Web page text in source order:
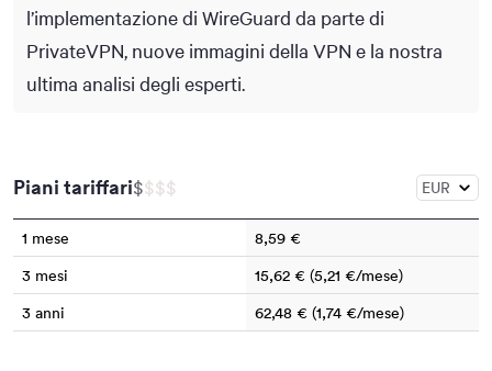
l’implementazione di WireGuard da parte di
PrivateVPN, nuove immagini della VPN e la nostra
ultima analisi degli esperti.
Piani tariffari$$$$
1 mese
8,59 €
3 mesi
15,62 € (5,21 €/mese)
3 anni
62,48 € (1,74 €/mese)